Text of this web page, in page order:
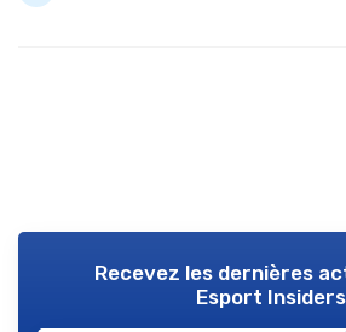
Recevez les dernières
Esport Insiders